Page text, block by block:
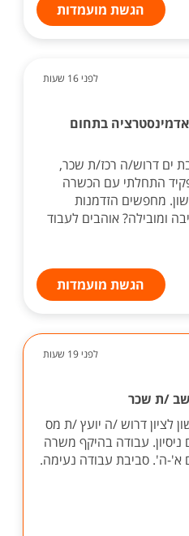
הגשת מועמדות
לפני 16 שעות
בתחום
ים דרוש/ה רכז/ת שכר,
התחלתי עם הכשרה
מחפשים הזדמנות
ומובילה? אוהבים לעבוד
הגשת מועמדות
לפני 19 שעות
/ת שכר
לציון דרוש /ה יועץ /ת מס
עבודה בהיקף משרה